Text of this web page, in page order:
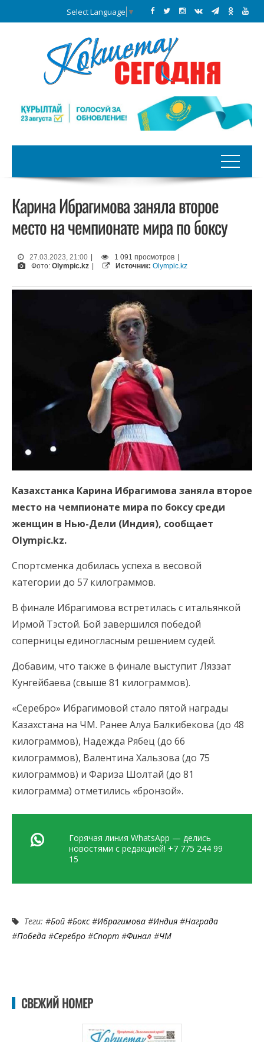
Select Language ▼
Карина Ибрагимова заняла второе
место на чемпионате мира по боксу
27.03.2023, 21:00 1 091 просмотров
Фото: Olympic.kz Источник: Olympic.kz
Казахстанка Карина Ибрагимова заняла второе
место на чемпионате мира по боксу среди
женщин в Нью-Дели (Индия), сообщает
Olympic.kz.
Спортсменка добилась успеха в весовой
категории до 57 килограммов.
В финале Ибрагимова встретилась с итальянкой
Ирмой Тэстой. Бой завершился победой
соперницы единогласным решением судей.
Добавим, что также в финале выступит Ляззат
Кунгейбаева (свыше 81 килограммов).
«Серебро» Ибрагимовой стало пятой награды
Казахстана на ЧМ. Ранее Алуа Балкибекова (до 48
килограммов), Надежда Рябец (до 66
килограммов), Валентина Хальзова (до 75
килограммов) и Фариза Шолтай (до 81
килограмма) отметились «бронзой».
Горячая линия WhatsApp — делись
новостями с редакцией! +7 775 244 99
15
Теги: #Бой #Бокс#Ибрагимова #Индия #Награда
#Победа #Серебро #Спорт #Финал #ЧМ
СВЕЖИЙ НОМЕР